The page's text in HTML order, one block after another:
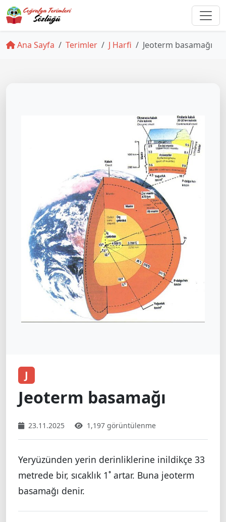
Ana Sayfa Terimler J Harfi Jeoterm basamağı
J
Jeoterm basamağı
23.11.2025 1,197 görüntülenme
Yeryüzünden yerin derinliklerine inildikçe 33
metrede bir, sıcaklık 1˚ artar. Buna jeoterm
basamağı denir.